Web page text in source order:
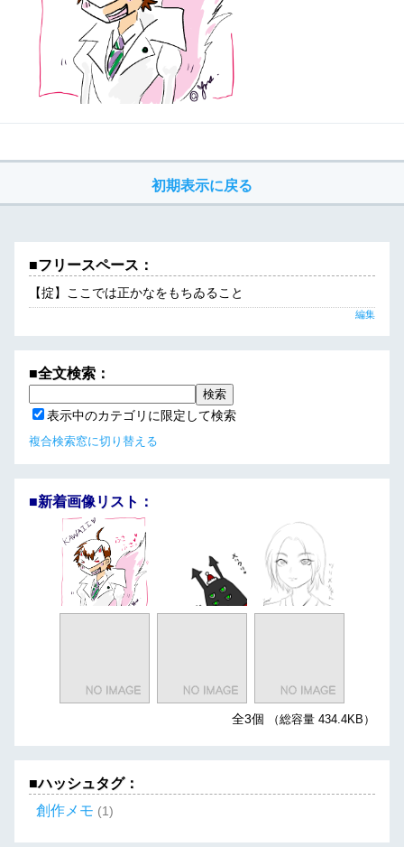
初期表示に戻る
■フリースペース：
【掟】ここでは正かなをもちゐること
編集
■全文検索：
表示中のカテゴリに限定して検索
複合検索窓に切り替える
■新着画像リスト：
全3個 （総容量 434.4KB）
■ハッシュタグ：
創作メモ (1)